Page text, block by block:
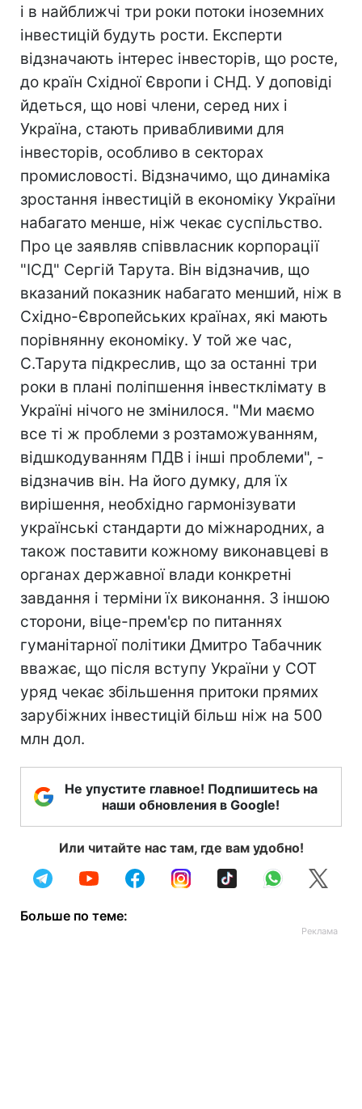
і в найближчі три роки потоки іноземних
інвестицій будуть рости. Експерти
відзначають інтерес інвесторів, що росте,
до країн Східної Європи і СНД. У доповіді
йдеться, що нові члени, серед них і
Україна, стають привабливими для
інвесторів, особливо в секторах
промисловості. Відзначимо, що динаміка
зростання інвестицій в економіку України
набагато менше, ніж чекає суспільство.
Про це заявляв співвласник корпорації
"ІСД" Сергій Тарута. Він відзначив, що
вказаний показник набагато менший, ніж в
Східно-Європейських країнах, які мають
порівнянну економіку. У той же час,
С.Тарута підкреслив, що за останні три
роки в плані поліпшення інвестклімату в
Україні нічого не змінилося. "Ми маємо
все ті ж проблеми з розтаможуванням,
відшкодуванням ПДВ і інші проблеми", -
відзначив він. На його думку, для їх
вирішення, необхідно гармонізувати
українські стандарти до міжнародних, а
також поставити кожному виконавцеві в
органах державної влади конкретні
завдання і терміни їх виконання. З іншою
сторони, віце-прем'єр по питаннях
гуманітарної політики Дмитро Табачник
вважає, що після вступу України у СОТ
уряд чекає збільшення притоки прямих
зарубіжних інвестицій більш ніж на 500
млн дол.
Не упустите главное! Подпишитесь на
наши обновления в Google!
Или читайте нас там, где вам удобно!
Больше по теме: